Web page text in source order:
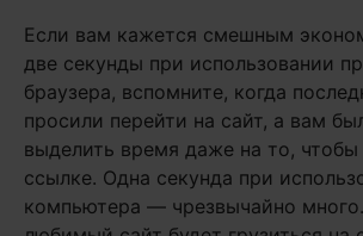
Если вам кажется смешным
две секунды при использовании
браузера, вспомните, когда
просили перейти на сайт, а вам
выделить время даже на то, чтобы
ссылке. Одна секунда при
компьютера — чрезвычайно